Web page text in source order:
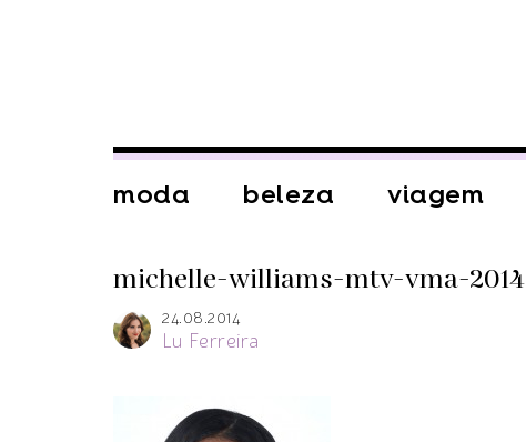
moda beleza viagem
michelle-williams-mtv-vma-2014
24.08.2014
Lu Ferreira